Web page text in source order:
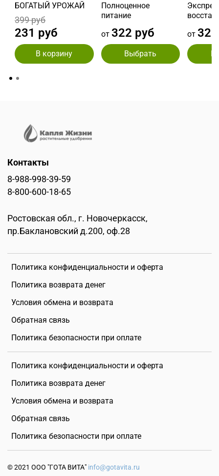
БОГАТЫЙ УРОЖАЙ
399 руб
231 руб
В корзину
Полноценное
питание
от 322 руб
Выбрать
от
Политика конфиденциальности и оферта
Политика возврата денег
Условия обмена и возврата
Обратная связь
Политика безопасности при оплате
Политика конфиденциальности и оферта
Политика возврата денег
Условия обмена и возврата
Обратная связь
Политика безопасности при оплате
Контакты
8-988-998-39-59
8-800-600-18-65
Ростовская обл., г. Новочеркасск,
пр.Баклановский д.200, оф.28
© 2021 ООО "ГОТА ВИТА" info@gotavita.ru